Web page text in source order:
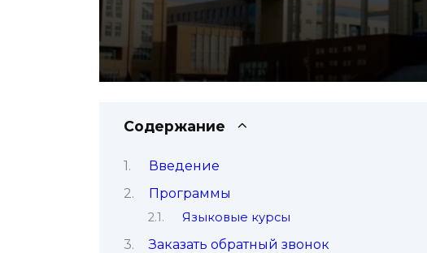
Содержание
Введение
Программы
Языковые курсы
Заказать обратный звонок